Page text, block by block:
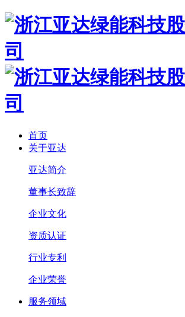
首页
关于亚达
亚达简介
董事长致辞
企业文化
资质认证
行业专利
企业荣誉
服务领域